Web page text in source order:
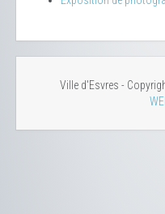
Ville d'Esvres -